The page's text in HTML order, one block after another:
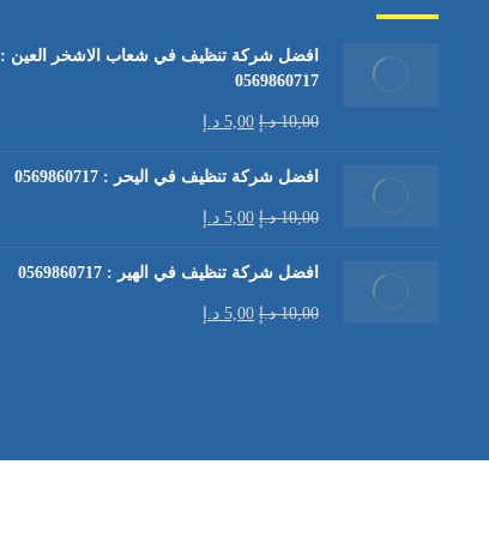
افضل شركة تنظيف في شعاب الاشخر العين :
0569860717
10,00 د.إ 5,00 د.إ
افضل شركة تنظيف في اليحر : 0569860717
10,00 د.إ 5,00 د.إ
افضل شركة تنظيف في الهير : 0569860717
10,00 د.إ 5,00 د.إ